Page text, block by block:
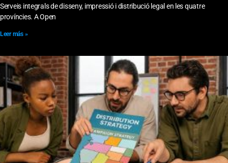
Serveis integrals de disseny, impressió i distribució legal en les quatre
províncies. A Open
Leer más »